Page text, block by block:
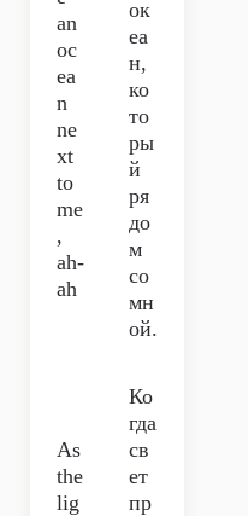
an
oc
ea
n
ne
xt
to
me
,
ah-
ah
ок
еа
н,
ко
то
ры
й
ря
до
м
со
мн
ой.
As
the
lig
Ко
гда
св
ет
пр